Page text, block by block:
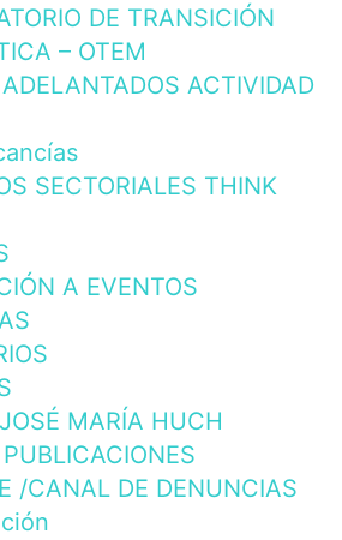
DE TRANSICIÓN
– OTEM
ACTIVIDAD
SECTORIALES THINK
A EVENTOS
MARÍA HUCH
/CANAL DE DENUNCIAS